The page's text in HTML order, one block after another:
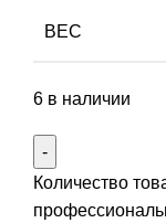
ВЕС
6 в наличии
Количество